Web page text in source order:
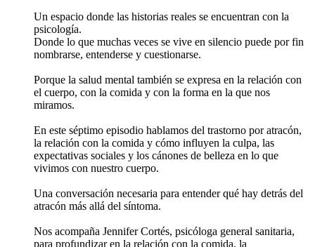
Un espacio donde las historias reales se encuentran con la
psicología.
Donde lo que muchas veces se vive en silencio puede por fin
nombrarse, entenderse y cuestionarse.
Porque la salud mental también se expresa en la relación con
el cuerpo, con la comida y con la forma en la que nos
miramos.
En este séptimo episodio hablamos del trastorno por atracón,
la relación con la comida y cómo influyen la culpa, las
expectativas sociales y los cánones de belleza en lo que
vivimos con nuestro cuerpo.
Una conversación necesaria para entender qué hay detrás del
atracón más allá del síntoma.
Nos acompaña Jennifer Cortés, psicóloga general sanitaria,
para profundizar en la relación con la comida, la